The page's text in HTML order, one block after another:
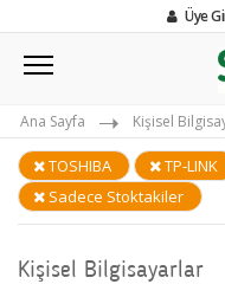
Üye
Ana Sayfa Kişisel
TOSHIBA TP-LINK
Sadece Stoktakiler
Kişisel Bilgisayarlar